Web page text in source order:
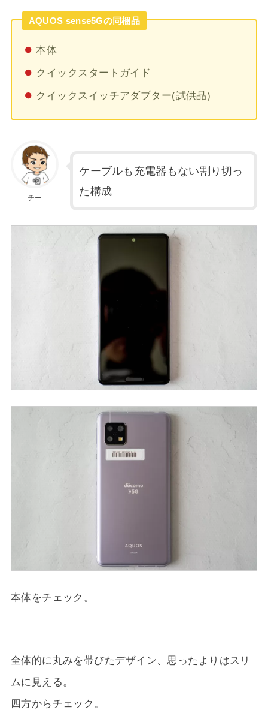
AQUOS sense5Gの同梱品
本体
クイックスタートガイド
クイックスイッチアダプター(試供品)
チー
ケーブルも充電器もない割り切っ
た構成
本体をチェック。
全体的に丸みを帯びたデザイン、思ったよりはスリ
ムに見える。
四方からチェック。